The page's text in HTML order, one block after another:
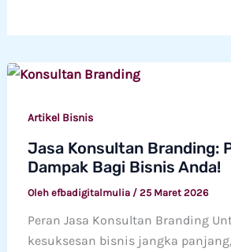
Artikel Bisnis
Jasa Konsultan Branding:
Dampak Bagi Bisnis Anda!
Oleh efbadigitalmulia / 25 Maret 2026
Peran Jasa Konsultan Branding
kesuksesan bisnis jangka